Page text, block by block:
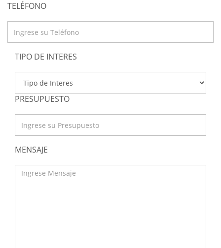
TELÉFONO
TIPO DE INTERES
PRESUPUESTO
MENSAJE